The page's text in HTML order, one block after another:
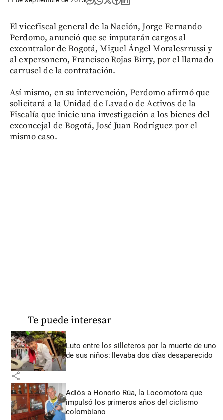
El vicefiscal general de la Nación, Jorge Fernando
Perdomo, anunció que se imputarán cargos al
excontralor de Bogotá, Miguel Ángel Moralesrrussi y
al expersonero, Francisco Rojas Birry, por el llamado
carrusel de la contratación.
Así mismo, en su intervención, Perdomo afirmó que
solicitará a la Unidad de Lavado de Activos de la
Fiscalía que inicie una investigación a los bienes del
exconcejal de Bogotá, José Juan Rodríguez por el
mismo caso.
Te puede interesar
Luto entre los silleteros por la muerte de uno
de sus niños: llevaba dos días desaparecido
share
Adiós a Honorio Rúa, la Locomotora que
impulsó los primeros años del ciclismo
colombiano